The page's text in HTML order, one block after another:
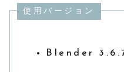
使用バージョン
Blender